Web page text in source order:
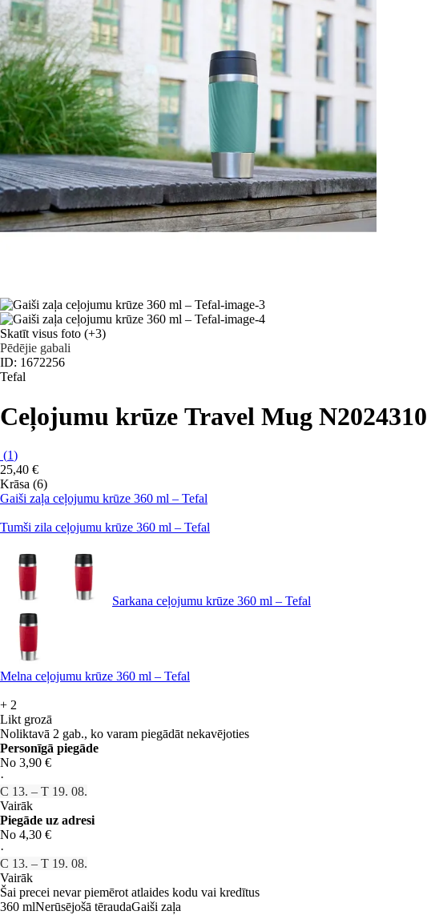
Skatīt visus foto (+3)
Pēdējie gabali
ID: 1672256
Tefal
Ceļojumu krūze Travel Mug N2024310
(1)
25,40 €
Krāsa (6)
Gaiši zaļa ceļojumu krūze 360 ml – Tefal
Tumši zila ceļojumu krūze 360 ml – Tefal
Sarkana ceļojumu krūze 360 ml – Tefal
Melna ceļojumu krūze 360 ml – Tefal
+ 2
Likt grozā
Noliktavā 2 gab., ko varam piegādāt nekavējoties
Personīgā piegāde
No 3,90 €
·
C 13. – T 19. 08.
Vairāk
Piegāde uz adresi
No 4,30 €
·
C 13. – T 19. 08.
Vairāk
Šai precei nevar piemērot atlaides kodu vai kredītus
360 mlNerūsējošā tēraudaGaiši zaļa